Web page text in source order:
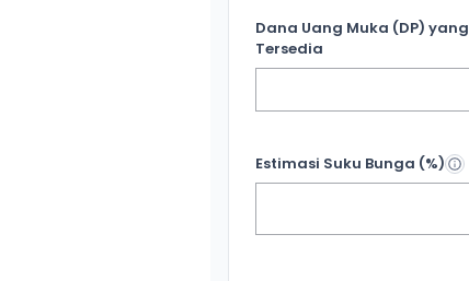
Dana Uang Muka (DP) yang
Tersedia
Estimasi Suku Bunga (%)